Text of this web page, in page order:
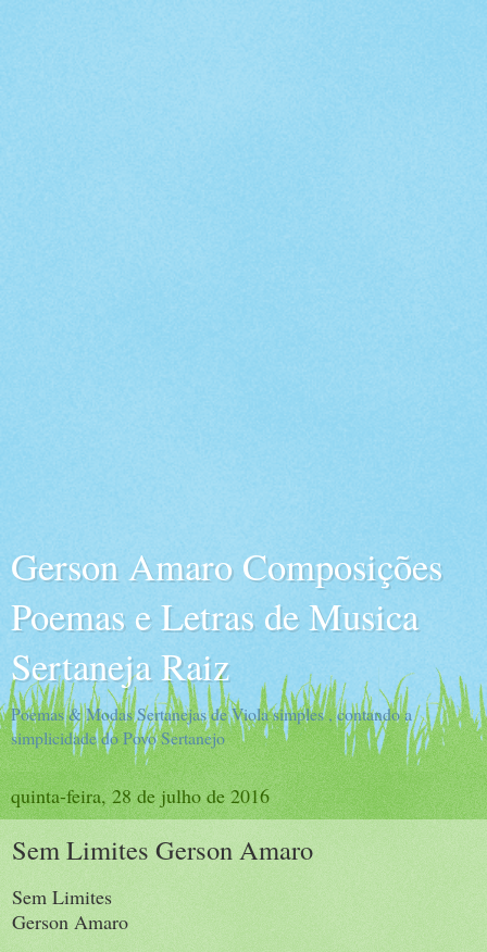
Gerson Amaro Composições
Poemas e Letras de Musica
Sertaneja Raiz
Poemas & Modas Sertanejas de Viola simples , contando a
simplicidade do Povo Sertanejo
quinta-feira, 28 de julho de 2016
Sem Limites Gerson Amaro
Sem Limites
Gerson Amaro